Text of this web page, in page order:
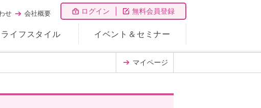
ログイン 無料会員登録
ライフスタイル イベント＆セミナー
せ 会社概要
マイページ